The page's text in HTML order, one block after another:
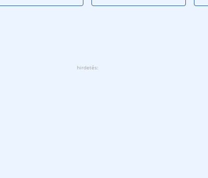
hirdetés: